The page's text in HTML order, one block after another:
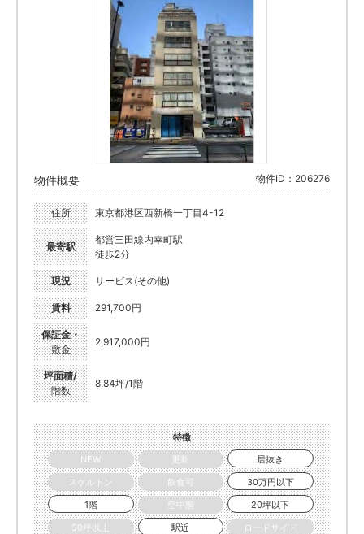
物件概要 物件ID：206276
住所 東京都港区西新橋一丁目4-12
最寄駅
都営三田線内幸町駅
徒歩2分
現況 サービス(その他)
賃料 291,700円
保証金・
敷金
2,917,000円
坪面積/
階数
8.84坪/1階
特徴
NEW
更新
居抜き
スケルトン
飲食可
30万円以下
1階
空中階
20坪以下
50坪以上
駅近 ロードサイド